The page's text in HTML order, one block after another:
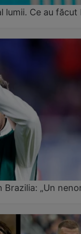
lumii. Ce au făcut
Brazilia: „Un